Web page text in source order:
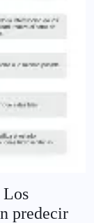
Los
predecir